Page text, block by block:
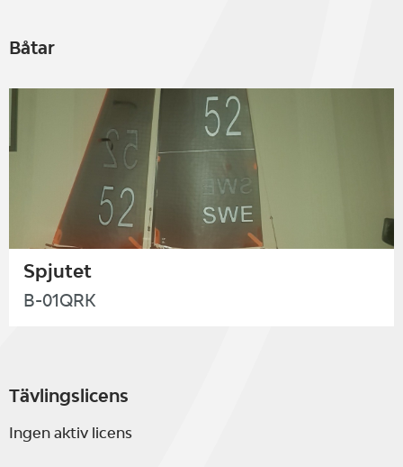
Båtar
Spjutet
B-01QRK
Tävlingslicens
Ingen aktiv licens